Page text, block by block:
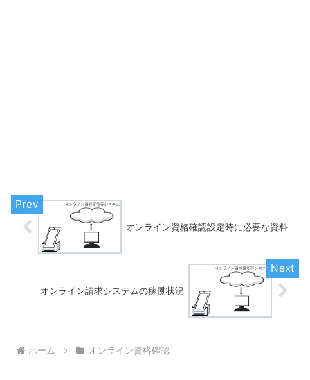
オンライン資格確認設定時に必要な資料
オンライン請求システムの稼働状況
ホーム オンライン資格確認